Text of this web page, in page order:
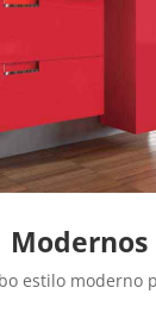
Modernos
estilo moderno